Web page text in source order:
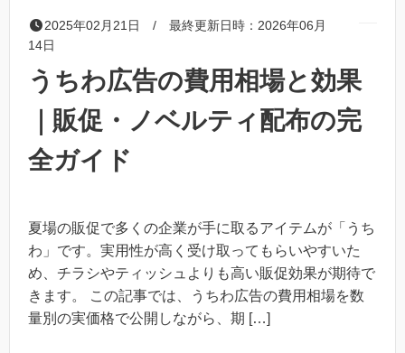
2025年02月21日 / 最終更新日時：2026年06月
14日
うちわ広告の費用相場と効果
｜販促・ノベルティ配布の完
全ガイド
夏場の販促で多くの企業が手に取るアイテムが「うち
わ」です。実用性が高く受け取ってもらいやすいた
め、チラシやティッシュよりも高い販促効果が期待で
きます。 この記事では、うちわ広告の費用相場を数
量別の実価格で公開しながら、期 […]